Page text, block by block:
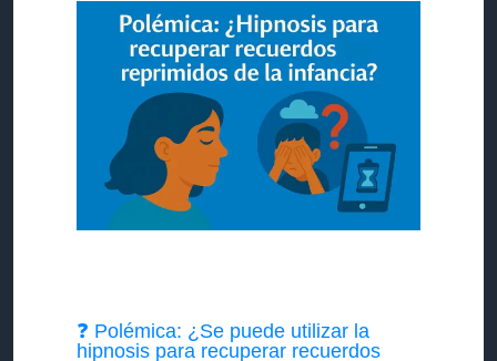
❓ Polémica: ¿Se puede utilizar la
hipnosis para recuperar recuerdos